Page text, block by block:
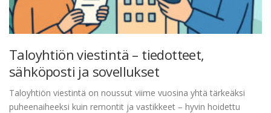
Taloyhtiön viestintä – tiedotteet,
sähköposti ja sovellukset
Taloyhtiön viestintä on noussut viime vuosina yhtä tärkeäksi
puheenaiheeksi kuin remontit ja vastikkeet – hyvin hoidettu